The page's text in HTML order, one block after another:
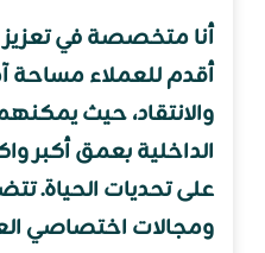
أنا متخصصة في تعزيز
أقدم للعملاء مساحة
والانتقاد، حيث
الداخلية بعمق أكبر
على تحديات الحياة.
ومجالات اختصاصي